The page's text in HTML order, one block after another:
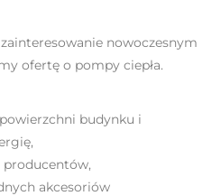
nowoczesnym
ofertę o pompy ciepła.
budynku i
producentów,
akcesoriów